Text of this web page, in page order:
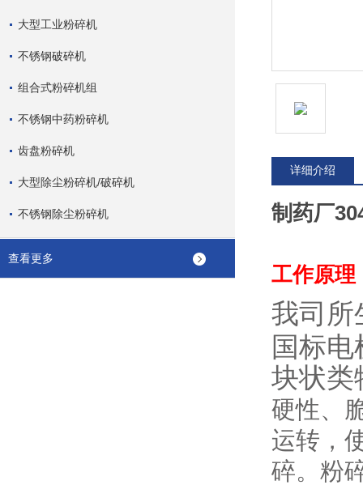
大型工业粉碎机
不锈钢破碎机
组合式粉碎机组
不锈钢中药粉碎机
齿盘粉碎机
大型除尘粉碎机/破碎机
不锈钢除尘粉碎机
查看更多
详细介绍
制药厂
工作原理
我司所
国标
块状类
硬性、
运转，
碎。粉